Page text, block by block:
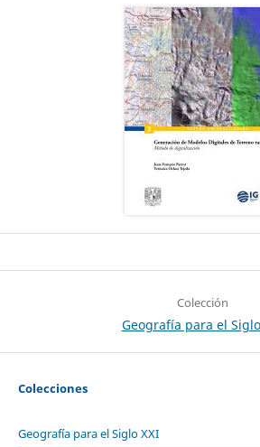
Colección
Geografía para el
Colecciones
Geografía para el Siglo XXI